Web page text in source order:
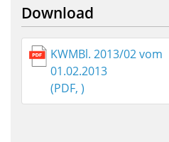
Download
KWMBl. 2013/02 vom
01.02.2013
(PDF, )